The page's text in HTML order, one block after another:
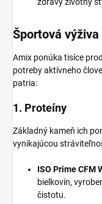
zdravý životný
Športová
Amix ponúka tisíce
potreby aktívneho
patria:
1. Proteíny
Základný kameň ich
vynikajúcou
ISO Prime CFM
bielkovín,
čistotu.